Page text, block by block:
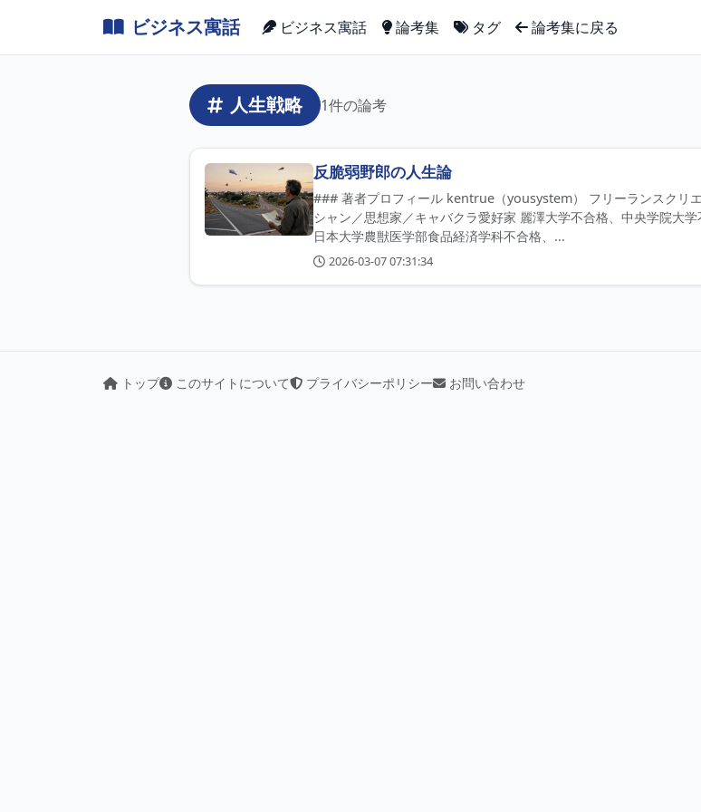
ビジネス寓話 ビジネス寓話 論考集 タグ 論考集に戻る
人生戦略 1件の論考
反脆弱野郎の人生論
### 著者プロフィール kentrue（yousystem） フリーランスクリ
シャン／思想家／キャバクラ愛好家 麗澤大学不合格、中央学院大
日本大学農獣医学部食品経済学科不合格、...
2026-03-07 07:31:34
トップ このサイトについて プライバシーポリシー お問い合わせ